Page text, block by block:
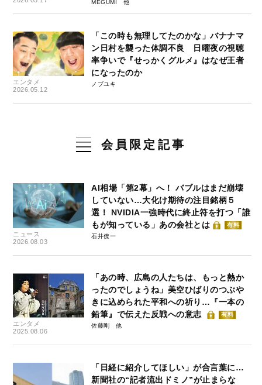
MEGUMI
エンタメ
2026.05.12
「この時も無理してたのかな」バナナマ
ン日村を襲った体調不良 日曜夜の視聴
率争いで『せっかくグルメ』はなぜ王者
になったのか
ノブユキ
会員限定記事
ニュース
2026.08.03
AI相場「第2幕」へ！ バブルはまだ崩壊
していない…大化け期待の注目銘柄５
選！ NVIDIA一強時代に終止符を打つ「誰
もが知っている」あの会社とは
有料
石井僚一
エンタメ
2025.08.06
「あの時、広島の人たちは、もっと熱か
ったのでしょうね」美空ひばりのつぶや
きに込められた平和への祈り…『一本の
鉛筆』で伝えた反戦への意志
有料
佐藤剛
「日経に紹介してほしい」が合言葉に…
新聞社の“記者流出ドミノ”が止まらな